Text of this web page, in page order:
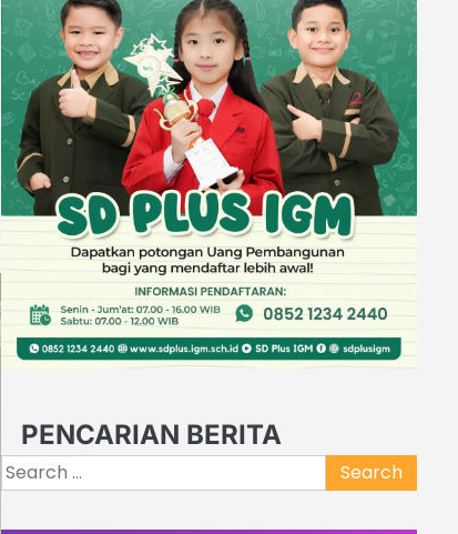
PENCARIAN BERITA
Search
for: